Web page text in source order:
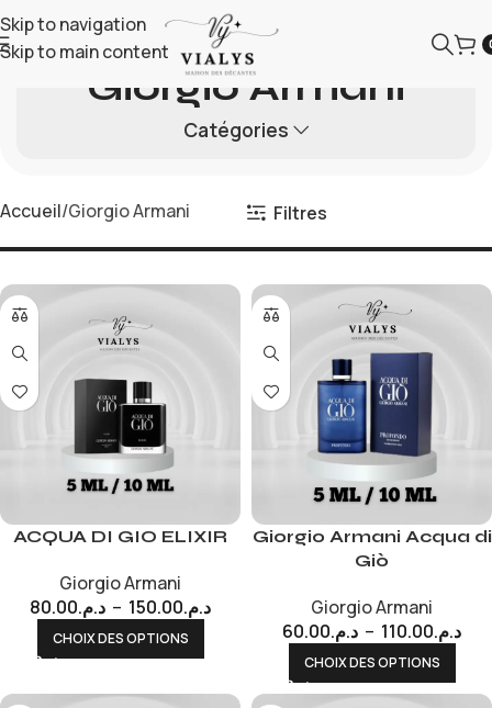
Skip to navigation
Skip to main content
Giorgio Armani
Catégories
Accueil Giorgio Armani Filtres
ACQUA DI GIO ELIXIR
Giorgio Armani
د.م.80.00 – د.م.150.00
CHOIX DES OPTIONS
Giorgio Armani Acqua di
Giò
Giorgio Armani
د.م.60.00 – د.م.110.00
CHOIX DES OPTIONS